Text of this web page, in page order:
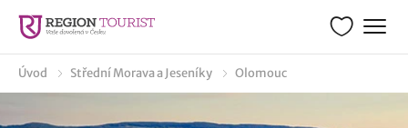
Úvod Střední Morava a Jeseníky Olomouc